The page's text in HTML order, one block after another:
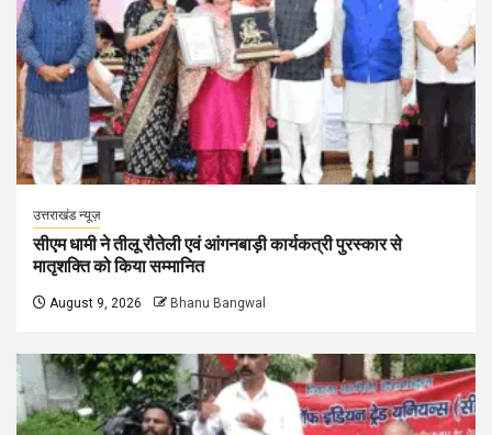
उत्तराखंड न्यूज़
सीएम धामी ने तीलू रौतेली एवं आंगनबाड़ी कार्यकत्री पुरस्कार से
मातृशक्ति को किया सम्मानित
August 9, 2026 Bhanu Bangwal